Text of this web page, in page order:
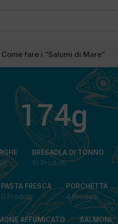
Come fare i “Salumi di Mare”
174g
BRESAOLA DI TONNO
10 Prodotti
PASTA FRESCA
0 Prodotti
PORCHETTA
4 Prodotti
AFFUMICATO
SALMONI